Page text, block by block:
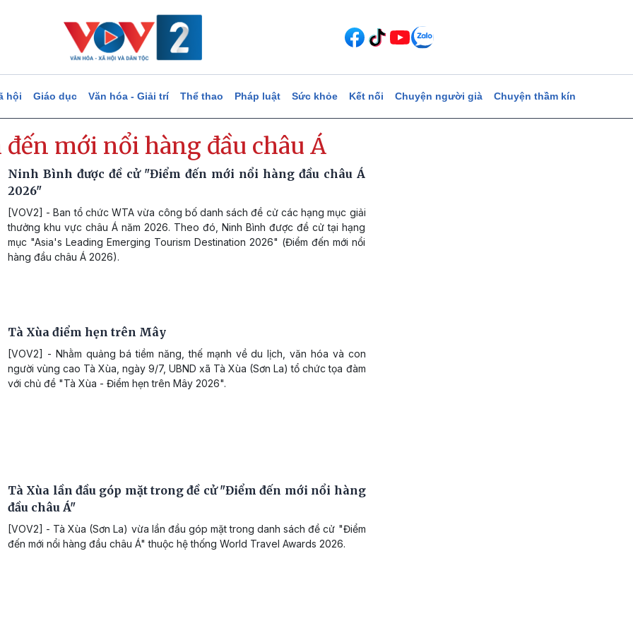
hội Giáo dục Văn hóa - Giải trí Thể thao Pháp luật Sức khỏe Kết nối Chuyện người già Chuyện thầm kín
mới nổi hàng đầu châu Á
Ninh Bình được đề cử "Điểm đến mới nổi hàng đầu châu Á
2026"
[VOV2] - Ban tổ chức WTA vừa công bố danh sách đề cử các hạng mục giải
thưởng khu vực châu Á năm 2026. Theo đó, Ninh Bình được đề cử tại hạng
mục "Asia's Leading Emerging Tourism Destination 2026" (Điểm đến mới nổi
hàng đầu châu Á 2026).
Tà Xùa điểm hẹn trên Mây
[VOV2] - Nhằm quảng bá tiềm năng, thế mạnh về du lịch, văn hóa và con
người vùng cao Tà Xùa, ngày 9/7, UBND xã Tà Xùa (Sơn La) tổ chức tọa đàm
với chủ đề "Tà Xùa - Điểm hẹn trên Mây 2026".
Tà Xùa lần đầu góp mặt trong đề cử "Điểm đến mới nổi hàng
đầu châu Á"
[VOV2] - Tà Xùa (Sơn La) vừa lần đầu góp mặt trong danh sách đề cử "Điểm
đến mới nổi hàng đầu châu Á" thuộc hệ thống World Travel Awards 2026.